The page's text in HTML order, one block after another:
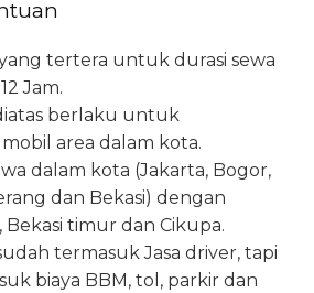
tertera untuk durasi sewa
Jam.
berlaku untuk
area dalam kota.
dalam kota (Jakarta, Bogor,
dan Bekasi) dengan
Bekasi timur dan Cikupa.
termasuk Jasa driver, tapi
biaya BBM, tol, parkir dan